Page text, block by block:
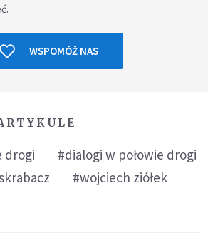
WSPOMÓŻ NAS
drogi
#dialogi w połowie drogi
#wojciech ziółek